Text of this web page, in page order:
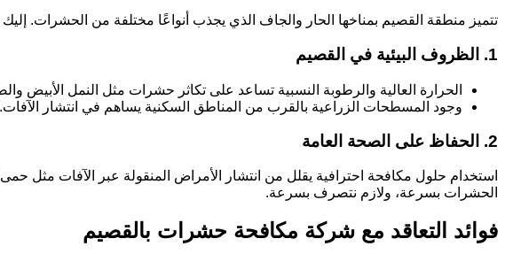
تتميز منطقة القصيم بمناخها الحار والجاف الذي يجذب أنواعًا مختلفة من الحشرات.
1. الظروف البيئية في القصيم
الحرارة العالية والرطوبة النسبية تساعد على تكاثر حشرات مثل النمل الأبيض
وجود المسطحات الزراعية بالقرب من المناطق السكنية يساهم في انتشار الآفات.
2. الحفاظ على الصحة العامة
استخدام حلول مكافحة احترافية يقلل من انتشار الأمراض المنقولة عبر الآفات مثل
الحشرات بسرعة، ولازم نتصرف بسرعة.
فوائد التعاقد مع شركة مكافحة حشرات بالقصيم